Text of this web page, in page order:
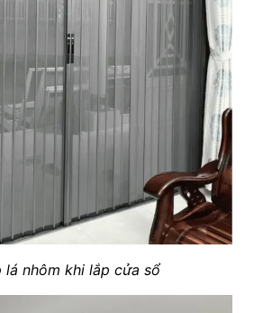
lá nhôm khi lắp cửa sổ